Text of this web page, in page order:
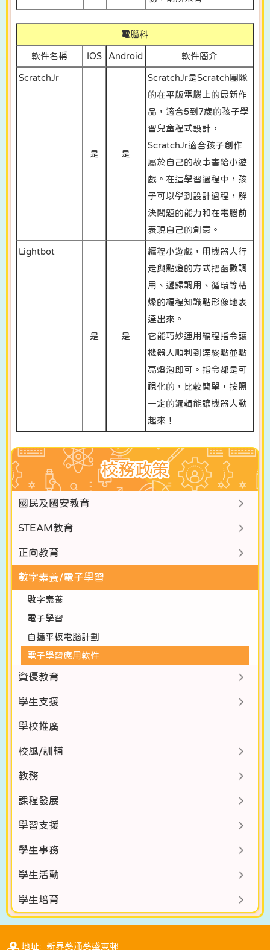
電腦科
軟件名稱 IOS Android 軟件簡介
ScratchJr
是 是
ScratchJr是Scratch團隊
的在平版電腦上的最新作
品，適合5到7歲的孩子學
習兒童程式設計，
ScratchJr適合孩子創作
屬於自己的故事書給小遊
戲。在這學習過程中，孩
子可以學到設計過程，解
決問題的能力和在電腦前
表現自己的創意。
Lightbot
是 是
編程小遊戲，用機器人行
走與點燈的方式把函數調
用、遞歸調用、循環等枯
燥的編程知識點形像地表
達出來。
它能巧妙運用編程指令讓
機器人順利到達終點並點
亮燈泡即可。指令都是可
視化的，比較簡單，按照
一定的邏輯能讓機器人動
起來！
校務政策
國民及國安教育
STEAM教育
正向教育
數字素養/電子學習
數字素養
電子學習
自攜平板電腦計劃
電子學習應用軟件
資優教育
學生支援
學校推廣
校風/訓輔
教務
課程發展
學習支援
學生事務
學生活動
學生培育
地址: 新界葵涌葵盛東邨